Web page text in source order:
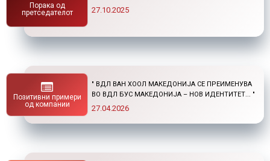
Порака од
претседателот
27.10.2025
Позитивни примери
од компании
ПОСТДИПЛОМСКИ СТУДИИ ДОМА И ВО
СТРАНСТВО "
01.04.2026